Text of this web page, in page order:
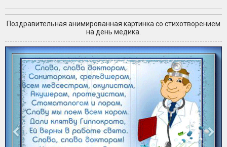
Поздравительная анимированная картинка со стихотворением
на день медика.
+3